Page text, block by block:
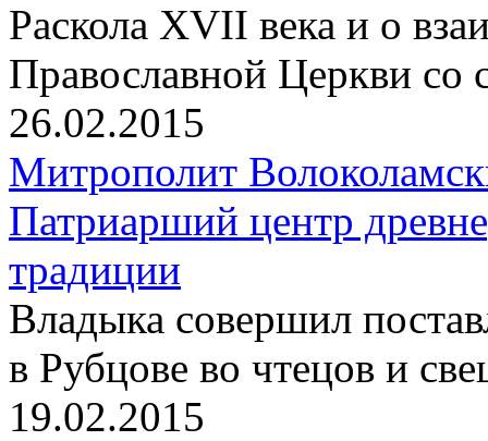
Раскола XVII века и о
Православной Церкви со
26.02.2015
Митрополит
Патриарший центр
традиции
Владыка совершил
в Рубцове во чтецов и
19.02.2015